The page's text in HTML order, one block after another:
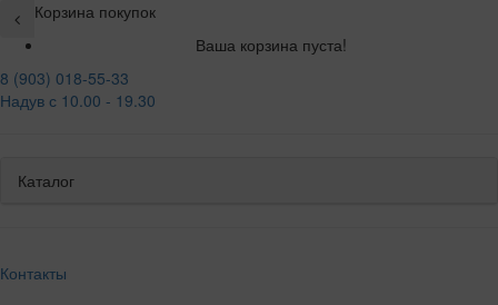
Корзина покупок
Ваша корзина пуста!
8 (903) 018-55-33
Надув с 10.00 - 19.30
Каталог
Контакты